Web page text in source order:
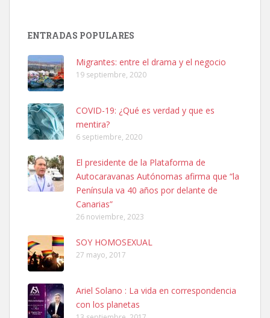
Leales.org » Gran Canaria
SHIBA PERDIDO AVDA JOSE MESA Y LOPEZ
PERRO MACHO RAZA SHIBA CON MICROCHIP PERDIDO HOY
06/07/2025 ZONA MESA Y LOPEZ. ES MUY ASUSTADIZO
Leales.org » Gran Canaria
6.7.2025
Ninfa perdida
El día 5 se los perdió una ninfa papillera, asustada tiene miedo a la
ENTRADAS POPULARES
Migrantes: entre el drama y el negocio
19 septiembre, 2020
COVID-19: ¿Qué es verdad y que es
mentira?
6 septiembre, 2020
El presidente de la Plataforma de
Autocaravanas Autónomas afirma que “la
Península va 40 años por delante de
Canarias”
26 noviembre, 2023
SOY HOMOSEXUAL
27 mayo, 2017
Ariel Solano : La vida en correspondencia
con los planetas